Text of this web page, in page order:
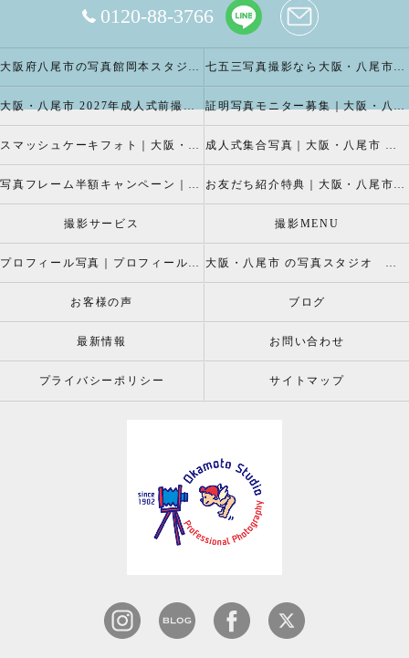
0120-88-3766
大阪府八尾市の写真館岡本スタジオの撮影キャンペーン 七五三写真撮影なら大阪・八尾市 の岡本スタジオへ
大阪・八尾市 2027年成人式前撮り振袖写真撮影、成人振袖レンタルなら2026年成人前撮りキャペーン開催中の岡本スタジオへ 証明写真モニター募集｜大阪・八尾市 証明写真撮影なら岡本スタジオへ！証明写真モニターモデル募集中！
スマッシュケーキフォト｜大阪・八尾市 スマッシュケーキ写真撮影、ベビーフォト撮影は岡本スタジオへ 成人式集合写真｜大阪・八尾市 友達集合写真、成人式集合写真撮影なら岡本スタジオへ
写真フレーム半額キャンペーン｜大阪・八尾市 写真撮影なら半額割引キャペーン開催中の岡本スタジオへ お友だち紹介特典｜大阪・八尾市 記念写真撮影なら岡本スタジオへ
撮影サービス 撮影MENU
プロフィール写真｜プロフィールフォト 大阪・八尾市 の写真スタジオ 岡本スタジオ2026年七五三撮影特設ページ
お客様の声 ブログ
最新情報 お問い合わせ
プライバシーポリシー サイトマップ